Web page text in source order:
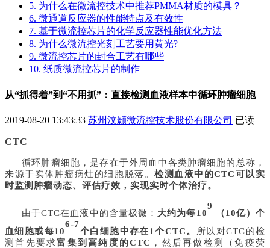
5. 为什么在微流控技术中推荐PMMA材质的模具？
6. 微通道反应器的性能特点及有效性
7. 基于微流控芯片的化学反应器性能优化方法
8. 为什么微流控光刻工艺要用黄光?
9. 微流控芯片的封合工艺有哪些
10. 纸质微流控芯片的制作
从“抓得着”到“不用抓”：直接检测血液样本中循环肿瘤细胞
2019-08-20 13:43:33 苏州汶颢微流控技术股份有限公司 已读
CTC
循环肿瘤细胞，是存在于外周血中各类肿瘤细胞的总称，
来源于实体肿瘤病灶的细胞脱落。检测血液中的CTC可以实
时监测肿瘤动态、评估疗效，实现实时个体治疗。
由于CTC在血液中的含量极微： 大约为每10
9
（10亿）个
血细胞或每10
6-7
个白细胞中存在1个CTC。 所以对CTC的检
测首先要求富集到高纯度的CTC ，然后再做检测（免疫荧